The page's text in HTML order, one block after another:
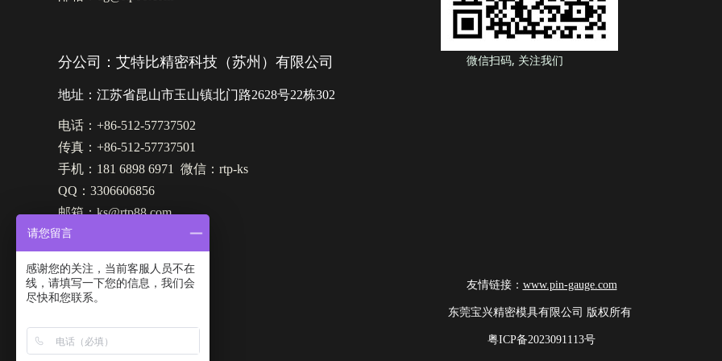
分公司：艾特比精密科技（苏州）有限公司
地址：江苏省昆山市玉山镇北门路2628号22栋302
电话：+86-512-57737502
传真：+86-512-57737501
手机：181 6898 6971 微信：rtp-ks
QQ：3306606856
邮箱：ks@rtp88.com
微信扫码, 关注我们
友情链接： www.pin-gauge.com
东莞宝兴精密模具有限公司 版权所有
粤ICP备2023091113号
请您留言
感谢您的关注，当前客服人员不在
线，请填写一下您的信息，我们会
尽快和您联系。